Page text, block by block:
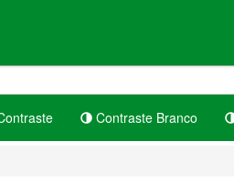
Contraste Branco